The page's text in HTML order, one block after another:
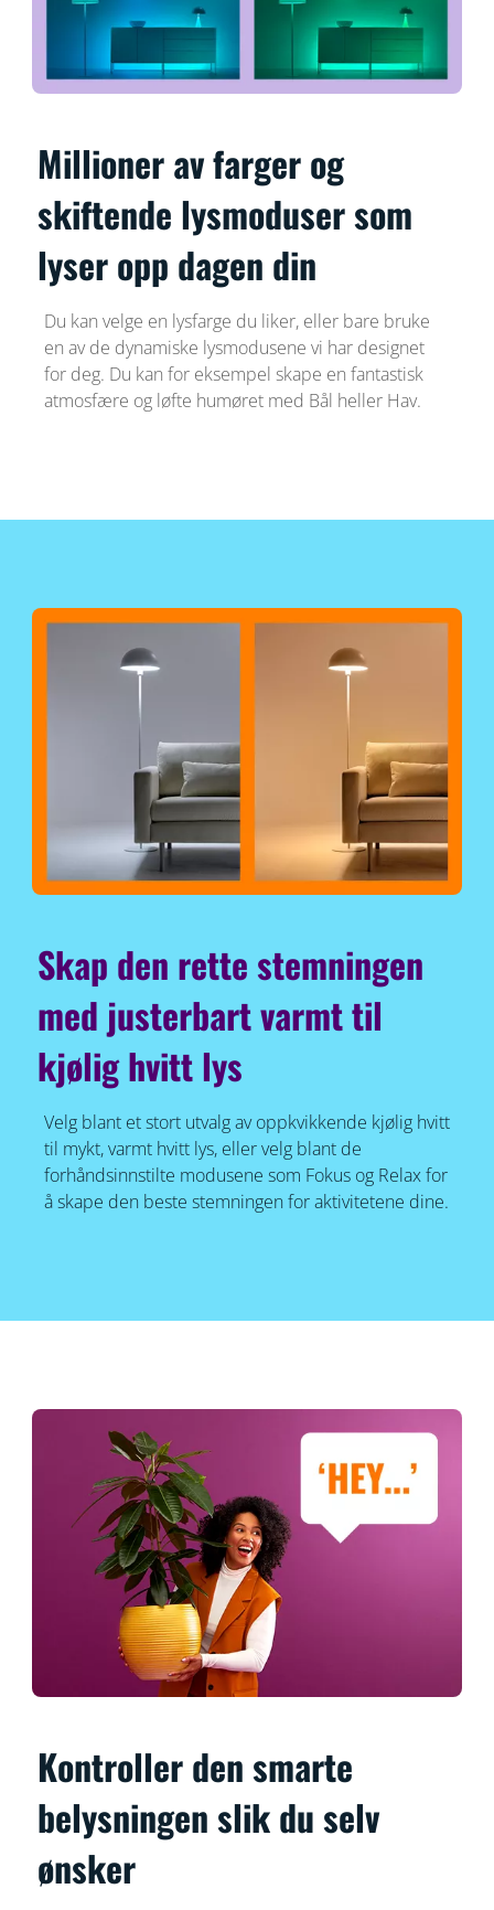
Millioner av farger og
skiftende lysmoduser som
lyser opp dagen din
Du kan velge en lysfarge du liker, eller bare bruke
en av de dynamiske lysmodusene vi har designet
for deg. Du kan for eksempel skape en fantastisk
atmosfære og løfte humøret med Bål heller Hav.
Skap den rette stemningen
med justerbart varmt til
kjølig hvitt lys
Velg blant et stort utvalg av oppkvikkende kjølig hvitt
til mykt, varmt hvitt lys, eller velg blant de
forhåndsinnstilte modusene som Fokus og Relax for
å skape den beste stemningen for aktivitetene dine.
Kontroller den smarte
belysningen slik du selv
ønsker